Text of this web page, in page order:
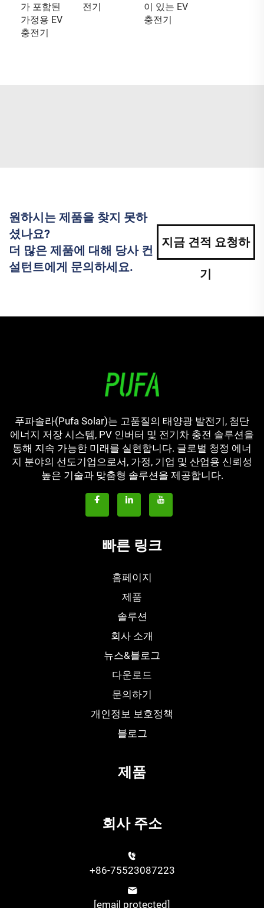
가 포함된
가정용 EV
충전기
전기
이 있는 EV
충전기
원하시는 제품을 찾지 못하
셨나요?
더 많은 제품에 대해 당사 컨
설턴트에게 문의하세요.
지금 견적 요청하
기
푸파솔라(Pufa Solar)는 고품질의 태양광 발전기, 첨단
에너지 저장 시스템, PV 인버터 및 전기차 충전 솔루션을
통해 지속 가능한 미래를 실현합니다. 글로벌 청정 에너
지 분야의 선도기업으로서, 가정, 기업 및 산업용 신뢰성
높은 기술과 맞춤형 솔루션을 제공합니다.
빠른 링크
홈페이지
제품
솔루션
회사 소개
뉴스&블로그
다운로드
문의하기
개인정보 보호정책
블로그
제품
회사 주소
+86-75523087223
[email protected]